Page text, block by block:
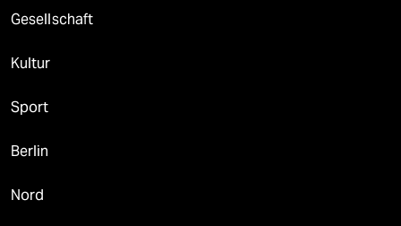
Gesellschaft
Kultur
Sport
Berlin
Nord